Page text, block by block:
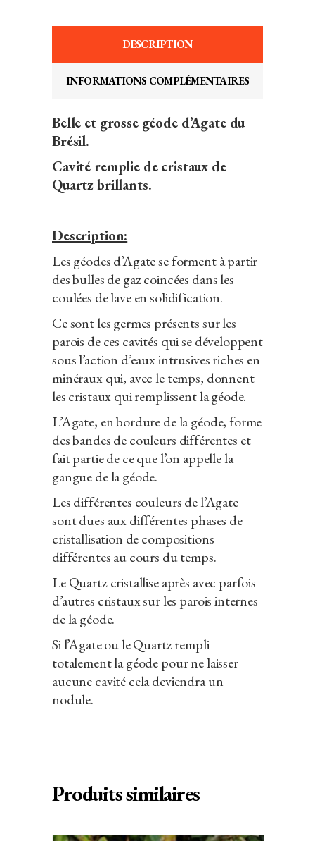
DESCRIPTION
INFORMATIONS COMPLÉMENTAIRES
Belle et grosse géode d’Agate du
Brésil.
Cavité remplie de cristaux de
Quartz brillants.
Description:
Les géodes d’Agate se forment à partir
des bulles de gaz coincées dans les
coulées de lave en solidification.
Ce sont les germes présents sur les
parois de ces cavités qui se développent
sous l’action d’eaux intrusives riches en
minéraux qui, avec le temps, donnent
les cristaux qui remplissent la géode.
L’Agate, en bordure de la géode, forme
des bandes de couleurs différentes et
fait partie de ce que l’on appelle la
gangue de la géode.
Les différentes couleurs de l’Agate
sont dues aux différentes phases de
cristallisation de compositions
différentes au cours du temps.
Le Quartz cristallise après avec parfois
d’autres cristaux sur les parois internes
de la géode.
Si l’Agate ou le Quartz rempli
totalement la géode pour ne laisser
aucune cavité cela deviendra un
nodule.
Produits similaires